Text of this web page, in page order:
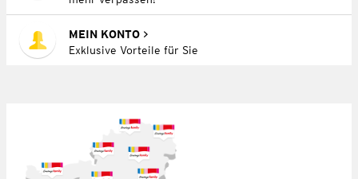
MEIN KONTO
Exklusive Vorteile für Sie